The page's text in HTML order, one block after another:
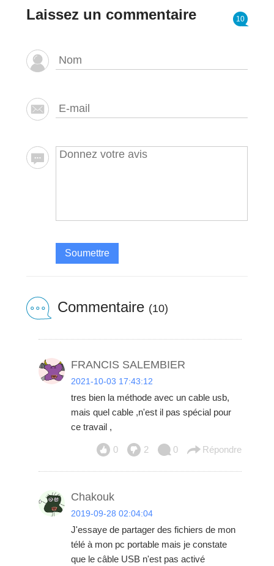
Laissez un commentaire 10
Soumettre
Commentaire (10)
FRANCIS SALEMBIER
2021-10-03 17:43:12
tres bien la méthode avec un cable usb,
mais quel cable ,n'est il pas spécial pour
ce travail ,
0 2 0 Répondre
Chakouk
2019-09-28 02:04:04
J'essaye de partager des fichiers de mon
télé à mon pc portable mais je constate
que le câble USB n'est pas activé